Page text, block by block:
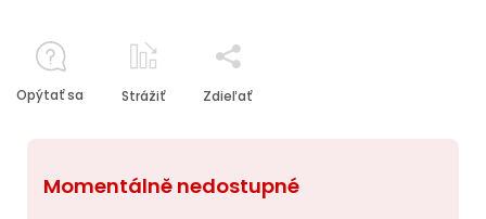
Momentálně nedostupné
Opýtať sa Strážiť Zdieľať